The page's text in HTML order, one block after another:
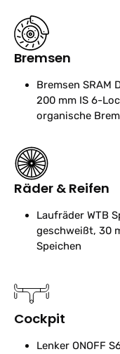
Bremsen
Bremsen SRAM
200 mm IS 6-
organische
Räder & Reifen
Laufräder WTB
geschweißt, 30
Speichen
Cockpit
Lenker ONOFF